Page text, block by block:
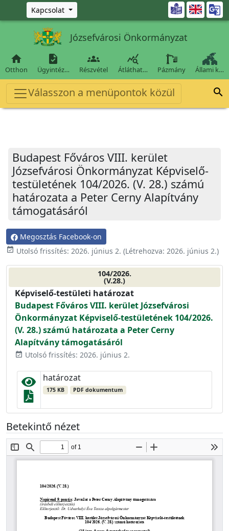
Ugrás a fő tartalomra
Kapcsolat 
Józsefvárosi Önkormányzat

Otthon

Ügyintéz…

Részvétel

Átláthat… Pázmány Állami k…
Válasszon a menüpontok közül 
Budapest Főváros VIII. kerület
Józsefvárosi Önkormányzat Képviselő-
testületének 104/2026. (V. 28.) számú
határozata a Peter Cerny Alapítvány
támogatásáról
Megosztás Facebook-on
event_available Utolsó frissítés: 2026. június 2. (Létrehozva: 2026. június 2.)
104/2026.
(V.28.)
Képviselő-testületi határozat
Budapest Főváros VIII. kerület Józsefvárosi
Önkormányzat Képviselő-testületének 104/2026.
(V. 28.) számú határozata a Peter Cerny
Alapítvány támogatásáról
event_available Utolsó frissítés: 2026. június 2.
határozat
175 KB PDF dokumentum
Betekintő nézet